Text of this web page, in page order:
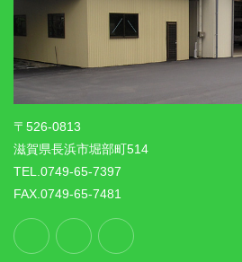
〒526-0813
滋賀県長浜市堀部町514
TEL.0749-65-7397
FAX.0749-65-7481